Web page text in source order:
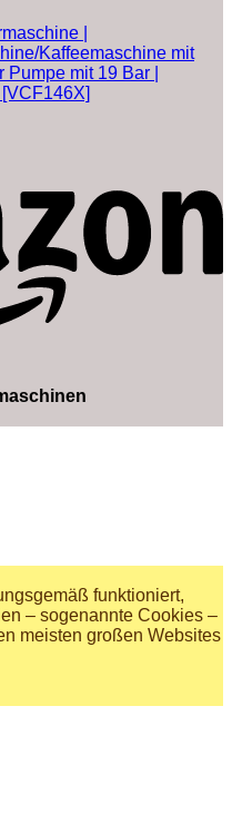
|
Kaffeemaschine mit
mit 19 Bar |
funktioniert,
– sogenannte Cookies –
meisten großen Websites